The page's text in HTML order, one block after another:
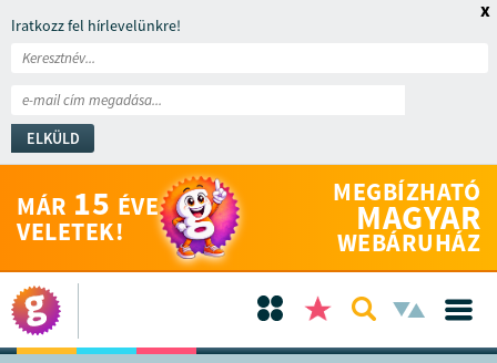
Iratkozz fel hírlevelünkre!
ELKÜLD
x
MÁR 15 ÉVE
VELETEK!
MEGBÍZHATÓ
MAGYAR
WEBÁRUHÁZ